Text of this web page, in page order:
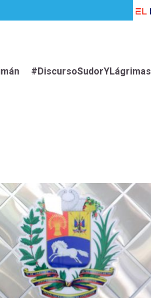
#DiscursoSudorYLágrimas